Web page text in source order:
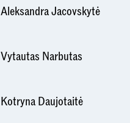
Aleksandra Jacovskytė
Vytautas Narbutas
Kotryna Daujotaitė